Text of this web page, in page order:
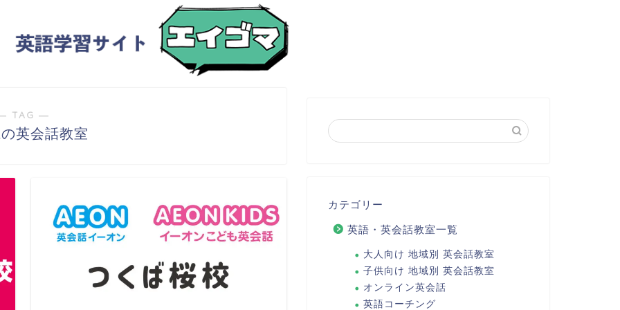
TAG ―
英会話教室
カテゴリー
英語・英会話教室一覧
大人向け 地域別 英会話教室
子供向け 地域別 英会話教室
オンライン英会話
英語コーチング